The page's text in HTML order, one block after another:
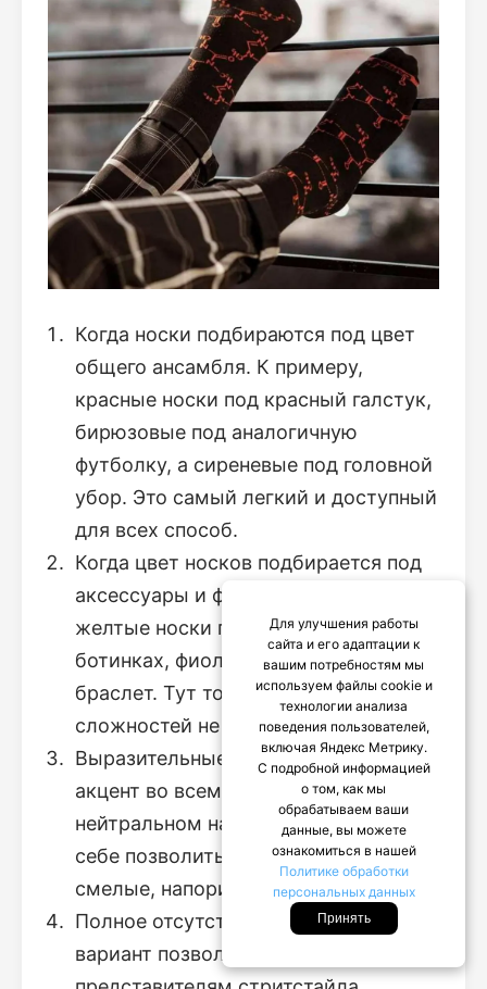
Когда носки подбираются под цвет
общего ансамбля. К примеру,
красные носки под красный галстук,
бирюзовые под аналогичную
футболку, а сиреневые под головной
убор. Это самый легкий и доступный
для всех способ.
Когда цвет носков подбирается под
аксессуары и фурнитуру. Например,
желтые носки под желтые шнурки на
ботинках, фиолетовые носки под
браслет. Тут тоже особых
сложностей не возникнет.
Выразительные носки – основной
акцент во всем сдержанно-
нейтральном наряде. Это может
себе позволить только очень
смелые, напористые мужчины.
Полное отсутствие сочетания. Такой
вариант позволителен только ярким
Для улучшения работы
сайта и его адаптации к
вашим потребностям мы
используем файлы cookie и
технологии анализа
поведения пользователей,
включая Яндекс Метрику.
С подробной информацией
о том, как мы
обрабатываем ваши
данные, вы можете
ознакомиться в нашей
Политике обработки
персональных данных
Принять